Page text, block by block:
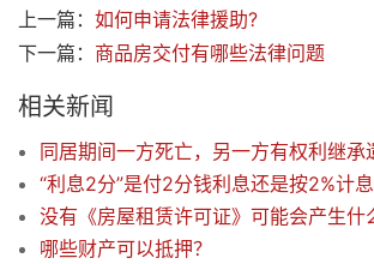
上一篇： 如何申请法律援助?
下一篇： 商品房交付有哪些法律问题
相关新闻
“利息2分”是付2分钱利息还是按2%计息
哪些财产可以抵押？